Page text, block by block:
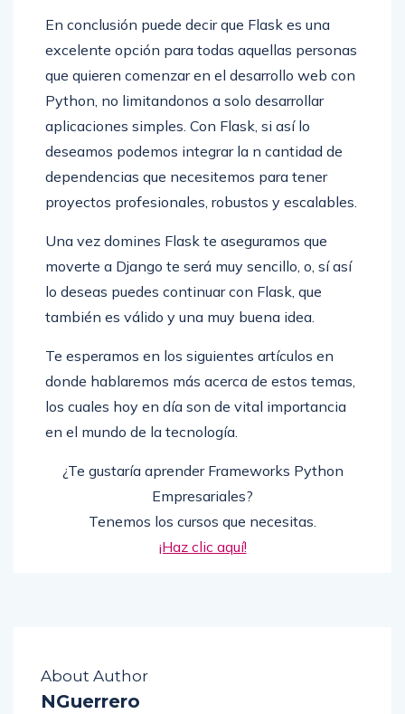
En conclusión puede decir que Flask es una
excelente opción para todas aquellas personas
que quieren comenzar en el desarrollo web con
Python, no limitandonos a solo desarrollar
aplicaciones simples. Con Flask, si así lo
deseamos podemos integrar la n cantidad de
dependencias que necesitemos para tener
proyectos profesionales, robustos y escalables.
Una vez domines Flask te aseguramos que
moverte a Django te será muy sencillo, o, sí así
lo deseas puedes continuar con Flask, que
también es válido y una muy buena idea.
Te esperamos en los siguientes artículos en
donde hablaremos más acerca de estos temas,
los cuales hoy en día son de vital importancia
en el mundo de la tecnología.
¿Te gustaría aprender Frameworks Python
Empresariales?
Tenemos los cursos que necesitas.
¡Haz clic aquí!
About Author
NGuerrero